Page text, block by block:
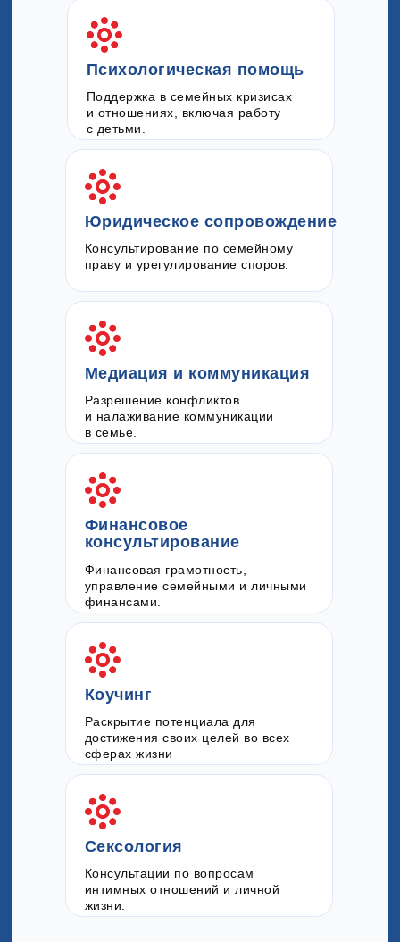
Поддержка в семейных кризисах
и отношениях, включая работу
с детьми.
Психологическая помощь
Консультирование по семейному
праву и урегулирование споров.
Юридическое сопровождение
Разрешение конфликтов
и налаживание коммуникации
в семье.
Медиация и коммуникация
Финансовая грамотность,
управление семейными и личными
финансами.
Финансовое
консультирование
Раскрытие потенциала для
достижения своих целей во всех
сферах жизни
Коучинг
Консультации по вопросам
интимных отношений и личной
жизни.
Сексология